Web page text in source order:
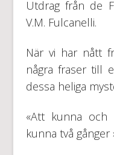
Utdrag från de
V.M. Fulcanelli.
När vi har nått
några fraser till
dessa heliga
«Att kunna
kunna två gånger